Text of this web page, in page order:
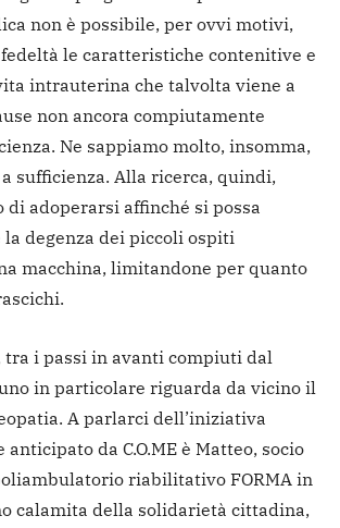
non è possibile, per ovvi motivi,
le caratteristiche contenitive e
intrauterina che talvolta viene a
non ancora compiutamente
Ne sappiamo molto, insomma,
sufficienza. Alla ricerca, quindi,
di adoperarsi affinché si possa
degenza dei piccoli ospiti
macchina, limitandone per quanto
tra i passi in avanti compiuti dal
in particolare riguarda da vicino il
A parlarci dell’iniziativa
anticipato da C.O.ME è Matteo, socio
riabilitativo FORMA in
calamita della solidarietà cittadina,